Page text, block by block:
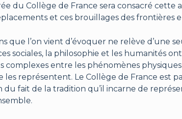
du Collège de France sera consacré cette
et ces brouillages des frontières
que l’on vient d’évoquer ne relève d’une
sociales, la philosophie et les humanités
complexes entre les phénomènes
les représentent. Le Collège de France est
du fait de la tradition qu’il incarne de